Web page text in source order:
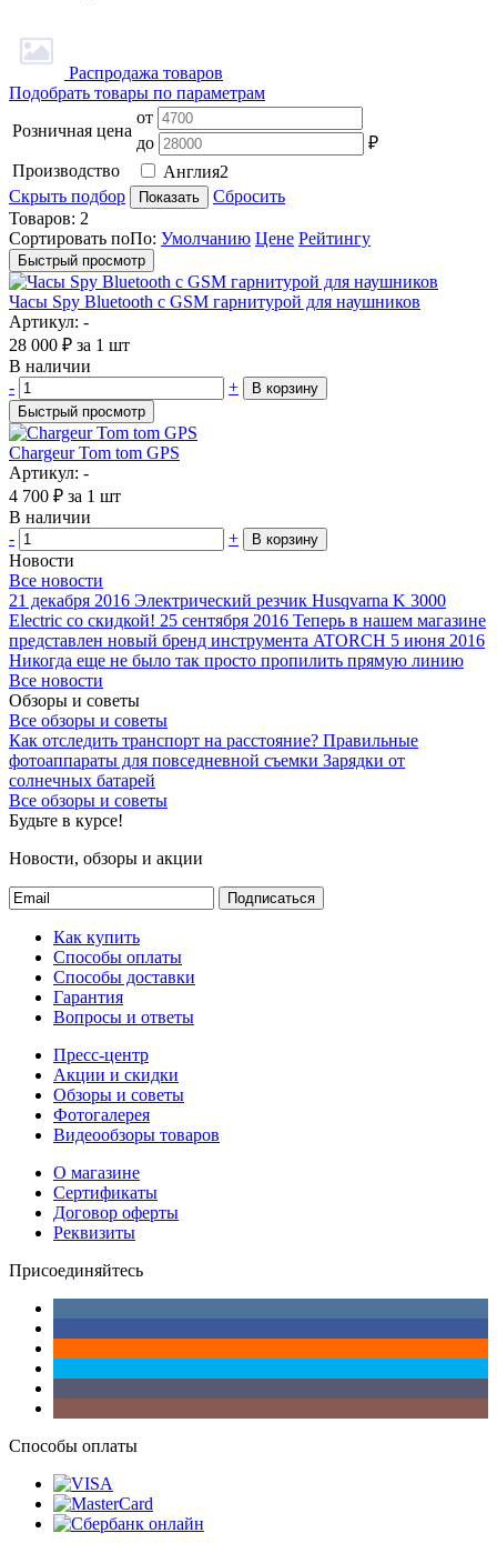
Распродажа товаров
Подобрать товары по параметрам
Розничная цена
от
до
₽
Производство
Англия2
Скрыть подбор
Показать
Сбросить
Товаров: 2
Сортировать поПо: Умолчанию Цене Рейтингу
Быстрый просмотр
Часы Spy Bluetooth с GSM гарнитурой для наушников
Артикул: -
28 000 ₽ за 1 шт
В наличии
-
+
В корзину
Быстрый просмотр
Chargeur Tom tom GPS
Артикул: -
4 700 ₽ за 1 шт
В наличии
-
+ В корзину
Новости
Все новости
21 декабря 2016 Электрический резчик Husqvarna K 3000
Electric со скидкой! 25 сентября 2016 Теперь в нашем магазине
представлен новый бренд инструмента ATORCH 5 июня 2016
Никогда еще не было так просто пропилить прямую линию
Все новости
Обзоры и советы
Все обзоры и советы
Как отследить транспорт на расстояние? Правильные
фотоаппараты для повседневной съемки Зарядки от
солнечных батарей
Все обзоры и советы
Будьте в курсе!
Новости, обзоры и акции
Подписаться
Как купить
Способы оплаты
Способы доставки
Гарантия
Вопросы и ответы
Пресс-центр
Акции и скидки
Обзоры и советы
Фотогалерея
Видеообзоры товаров
О магазине
Сертификаты
Договор оферты
Реквизиты
Присоединяйтесь
Способы оплаты